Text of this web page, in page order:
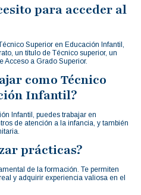
para acceder al
Superior en Educación Infantil,
un título de Técnico superior, un
Acceso a Grado Superior.
como Técnico
Infantil?
Infantil, puedes trabajar en
de atención a la infancia, y también
prácticas?
de la formación. Te permiten
y adquirir experiencia valiosa en el